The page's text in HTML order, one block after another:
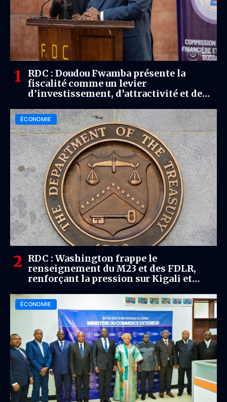
RDC : Doudou Fwamba présente la
fiscalité comme un levier
d’investissement, d’attractivité et de
ÉCONOMIE
RDC : Washington frappe le
renseignement du M23 et des FDLR,
renforçant la pression sur Kigali et
ÉCONOMIE